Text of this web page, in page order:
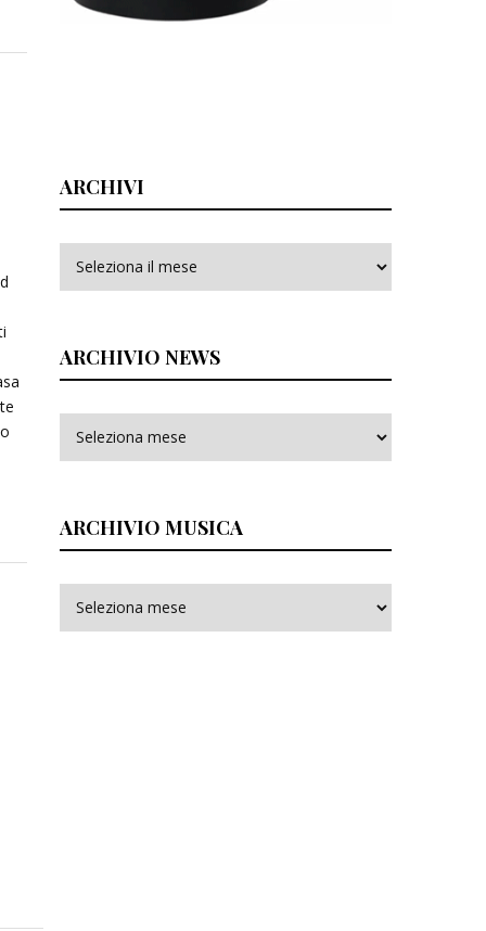
ARCHIVI
ARCHIVIO NEWS
ARCHIVIO MUSICA